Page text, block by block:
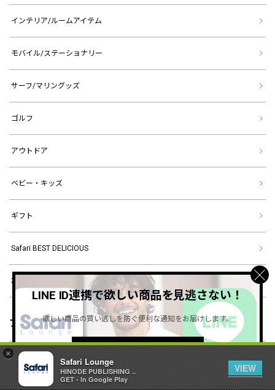
×
Safari Lounge
HINODE PUBLISHING ..
GET - In Google Play
VIEW
インテリア/ルームアイテム
モバイル/ステーショナリー
サーフ/マリングッズ
ゴルフ
アウトドア
ベビー・キッズ
ギフト
Safari BEST DELICIOUS
本・雑誌
ブランド
ブランドから探す
LINE ID連携で欲しい商品を見逃さない！
欲しい商品の買い逃しを防ぐ便利な通知をお届けします。
詳しくはこちら ＞
1 お気に入り記事に追加